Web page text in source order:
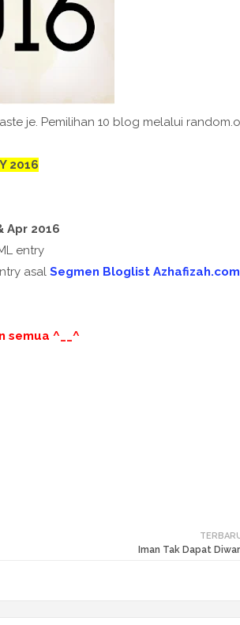
je. Pemilihan 10 blog melalui
2016
Apr 2016
entry
asal Segmen Bloglist Azhafizah.com
semua ^__^
Iman Tak Dapat